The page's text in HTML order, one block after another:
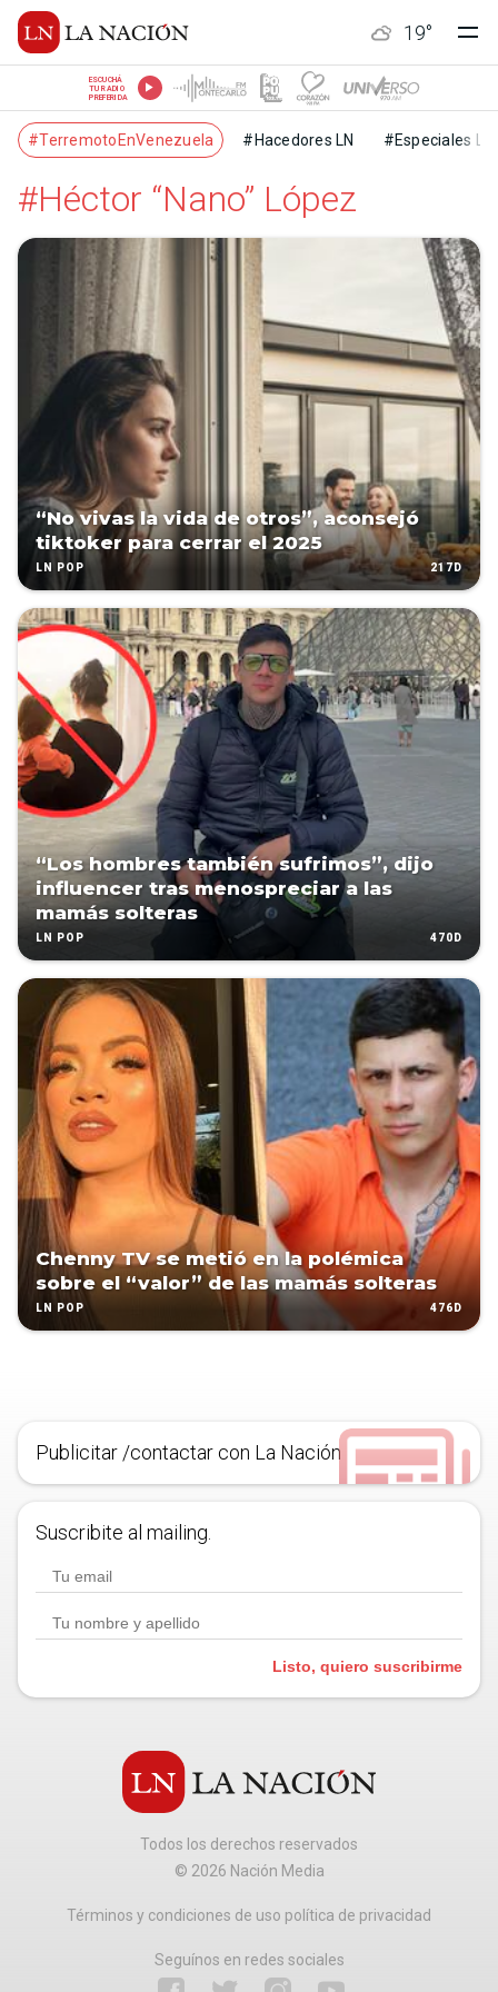
19°
ESCUCHÁ
TU RADIO
PREFERIDA
#TerremotoEnVenezuela #Hacedores LN #Especiales LN
#Héctor “Nano” López
“No vivas la vida de otros”, aconsejó
tiktoker para cerrar el 2025
LN POP 217D
“Los hombres también sufrimos”, dijo
influencer tras menospreciar a las
mamás solteras
LN POP 470D
Chenny TV se metió en la polémica
sobre el “valor” de las mamás solteras
LN POP 476D
Publicitar /contactar con La Nación
Suscribite al mailing.
Listo, quiero suscribirme
Todos los derechos reservados
© 2026 Nación Media
Términos y condiciones de uso política de privacidad
Seguínos en redes sociales